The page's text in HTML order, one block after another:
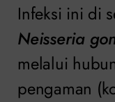
Infeksi ini di
Neisseria
melalui
pengaman